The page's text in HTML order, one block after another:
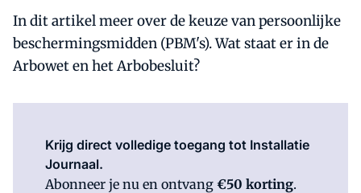
In dit artikel meer over de keuze van persoonlijke
beschermingsmidden (PBM's). Wat staat er in de
Arbowet en het Arbobesluit?
Krijg direct volledige toegang tot Installatie
Journaal.
Abonneer je nu en ontvang €50 korting.